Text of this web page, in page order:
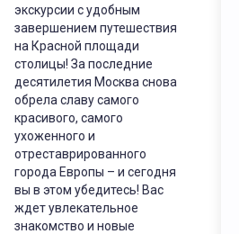
экскурсии с удобным
завершением путешествия
на Красной площади
столицы! За последние
десятилетия Москва снова
обрела славу самого
красивого, самого
ухоженного и
отреставрированного
города Европы – и сегодня
вы в этом убедитесь! Вас
ждет увлекательное
знакомство и новые